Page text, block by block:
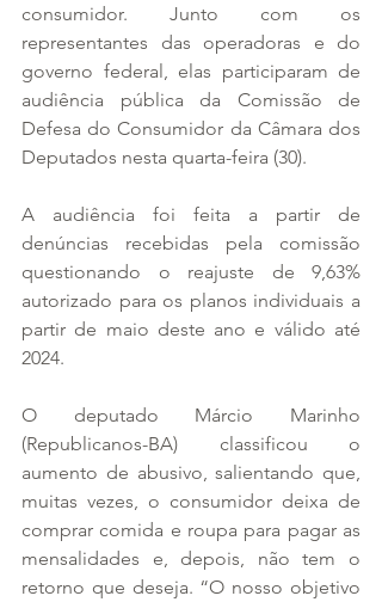
consumidor. Junto com os
representantes das operadoras e do
governo federal, elas participaram de
audiência pública da Comissão de
Defesa do Consumidor da Câmara dos
Deputados nesta quarta-feira (30).
A audiência foi feita a partir de
denúncias recebidas pela comissão
questionando o reajuste de 9,63%
autorizado para os planos individuais a
partir de maio deste ano e válido até
2024.
O deputado Márcio Marinho
(Republicanos-BA) classificou o
aumento de abusivo, salientando que,
muitas vezes, o consumidor deixa de
comprar comida e roupa para pagar as
mensalidades e, depois, não tem o
retorno que deseja. “O nosso objetivo